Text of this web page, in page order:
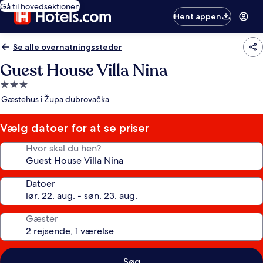
Gå til hovedsektionen
Hent appen
Se alle overnatningssteder
Guest House Villa Nina
3.0-
stjernet
Gæstehus i Župa dubrovačka
Vælg datoer for at se priser
Hvor skal du hen?
Datoer
Gæster